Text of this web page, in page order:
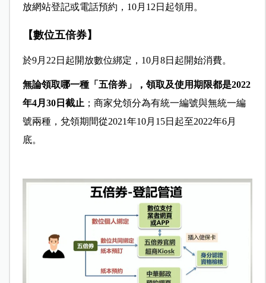
放網站登記或電話預約，10月12日起領用。
【數位五倍券】
於9月22日起開放數位綁定，10月8日起開始消費。
無論領取哪一種「五倍券」，領取及使用期限都是2022
年4月30日截止 ；商家兌領分為有統一編號與無統一編
號兩種，兌領期間從2021年10月15日起至2022年6月
底。